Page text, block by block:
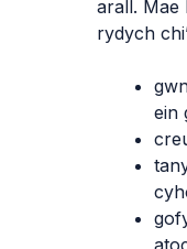
arall. Mae
rydych
ein